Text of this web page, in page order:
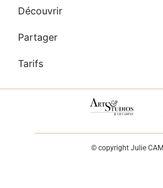
Découvrir
Partager
Tarifs
© copyright Julie